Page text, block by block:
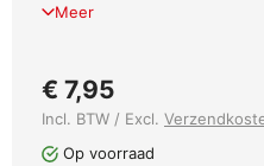
Meer
€ 7,95
Incl. BTW / Excl.
Op voorraad